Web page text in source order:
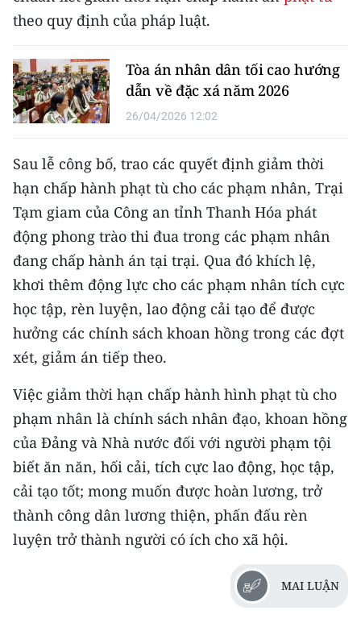
E-Magazine
Media Chính trị
Media Kinh tế
Media Văn hóa
Media Xã hội
Media Pháp luật
Media Du lịch
Media Thế giới
Media Thể thao
Media Giáo dục
Media Y tế
Media Khoa học - Công nghệ
Media Môi trường
Ảnh
Infographic
theo quy định của pháp luật.
Tòa án nhân dân tối cao hướng
dẫn về đặc xá năm 2026
26/04/2026 12:02
Sau lễ công bố, trao các quyết định giảm thời
hạn chấp hành phạt tù cho các phạm nhân, Trại
Tạm giam của Công an tỉnh Thanh Hóa phát
động phong trào thi đua trong các phạm nhân
đang chấp hành án tại trại. Qua đó khích lệ,
khơi thêm động lực cho các phạm nhân tích cực
học tập, rèn luyện, lao động cải tạo để được
hưởng các chính sách khoan hồng trong các đợt
xét, giảm án tiếp theo.
Việc giảm thời hạn chấp hành hình phạt tù cho
phạm nhân là chính sách nhân đạo, khoan hồng
của Đảng và Nhà nước đối với người phạm tội
biết ăn năn, hối cải, tích cực lao động, học tập,
cải tạo tốt; mong muốn được hoàn lương, trở
thành công dân lương thiện, phấn đấu rèn
luyện trở thành người có ích cho xã hội.
MAI LUẬN